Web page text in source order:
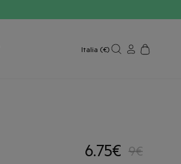
Italia (€)
6.75€ 9€